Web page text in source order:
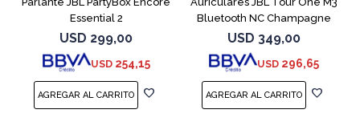
Essential 2
USD 299,00
USD 254,15
Bluetooth NC Champagne
USD 349,00
USD 296,65